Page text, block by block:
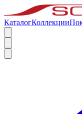
КаталогКоллекции